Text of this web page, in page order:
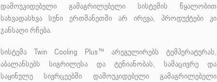
დამოუკიდებელი გამაგრილებელი სისტემის წყალობით
სახვადასხვა სუნი ერთმანეთში არ ირევა, პროდუქტები კი
ჯანსაღი რჩება.
სისტემა Twin Cooling Plus™ არეგულირებს ტემპერატურას,
აბალანსებს სიგრილესა და ტენიანობას, სამაცივრე და
საყინულე სივრცეებში დამოუკიდებელი გამაგრილებელი